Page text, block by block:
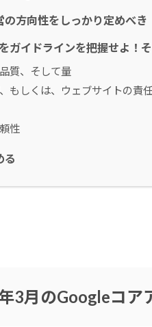
方向性をしっかり定めべき
ガイドラインを把握せよ！
質、そして量
もしくは、ウェブサイトの責
性
る
3月のGoogleコア